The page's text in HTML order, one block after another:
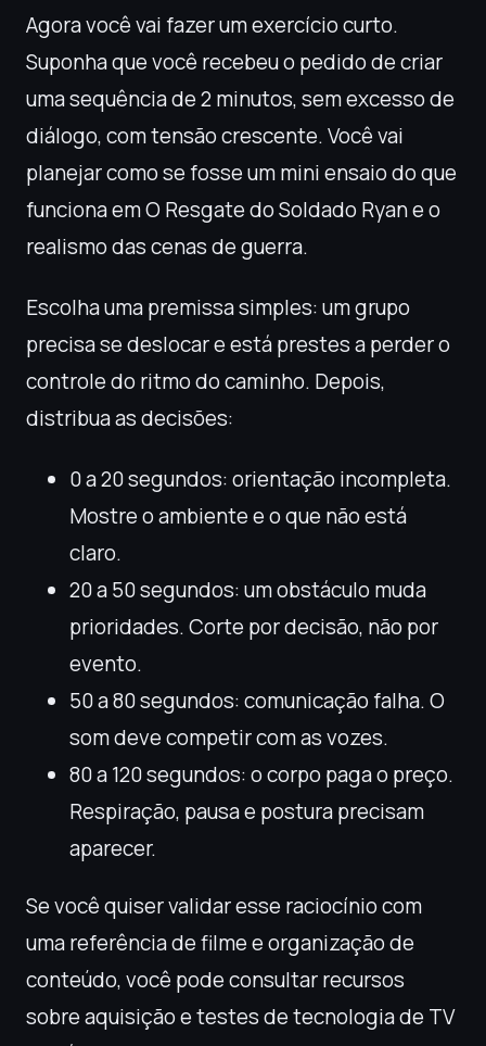
Agora você vai fazer um exercício curto.
Suponha que você recebeu o pedido de criar
uma sequência de 2 minutos, sem excesso de
diálogo, com tensão crescente. Você vai
planejar como se fosse um mini ensaio do que
funciona em O Resgate do Soldado Ryan e o
realismo das cenas de guerra.
Escolha uma premissa simples: um grupo
precisa se deslocar e está prestes a perder o
controle do ritmo do caminho. Depois,
distribua as decisões:
0 a 20 segundos: orientação incompleta.
Mostre o ambiente e o que não está
claro.
20 a 50 segundos: um obstáculo muda
prioridades. Corte por decisão, não por
evento.
50 a 80 segundos: comunicação falha. O
som deve competir com as vozes.
80 a 120 segundos: o corpo paga o preço.
Respiração, pausa e postura precisam
aparecer.
Se você quiser validar esse raciocínio com
uma referência de filme e organização de
conteúdo, você pode consultar recursos
sobre aquisição e testes de tecnologia de TV